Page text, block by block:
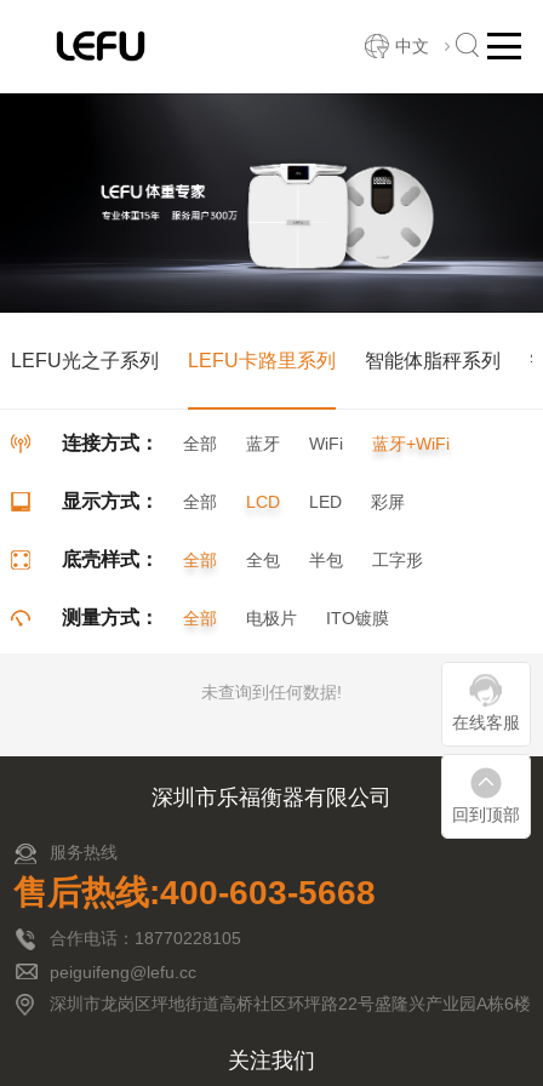
在线客服
回到顶部
中文
LEFU光之子系列 LEFU卡路里系列 智能体脂秤系列
连接方式： 全部 蓝牙 WiFi 蓝牙+WiFi
显示方式： 全部 LCD LED 彩屏
底壳样式： 全部 全包 半包
工字形
测量方式： 全部 电极片 ITO镀膜
未查询到任何数据!
深圳市乐福衡器有限公司
服务热线
售后热线:400-603-5668
合作电话：18770228105
peiguifeng@lefu.cc
深圳市龙岗区坪地街道高桥社区环坪路22号盛隆兴产业园A栋6楼
关注我们